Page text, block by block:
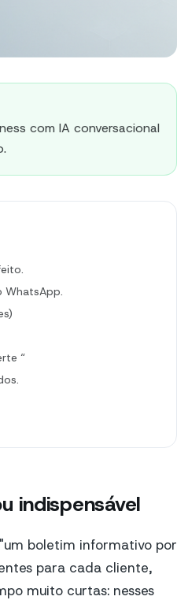
com IA conversacional
WhatsApp.
“
indispensável
boletim informativo por
para cada cliente,
muito curtas: nesses